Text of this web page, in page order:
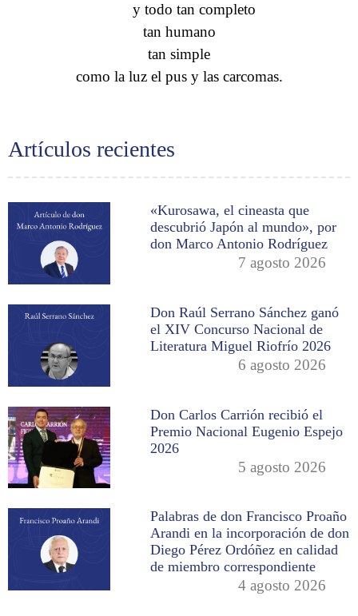
Artículos recientes
«Kurosawa, el cineasta que
descubrió Japón al mundo», por
don Marco Antonio Rodríguez
7 agosto 2026
Don Raúl Serrano Sánchez ganó
el XIV Concurso Nacional de
Literatura Miguel Riofrío 2026
6 agosto 2026
Don Carlos Carrión recibió el
Premio Nacional Eugenio Espejo
2026
5 agosto 2026
Palabras de don Francisco Proaño
Arandi en la incorporación de don
Diego Pérez Ordóñez en calidad
de miembro correspondiente
4 agosto 2026
y todo tan completo
tan humano
tan simple
como la luz el pus y las carcomas.